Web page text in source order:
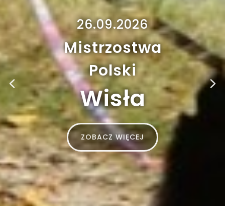
26.09.2026
Mistrzostwa
Polski
Wisła
ZOBACZ WIĘCEJ